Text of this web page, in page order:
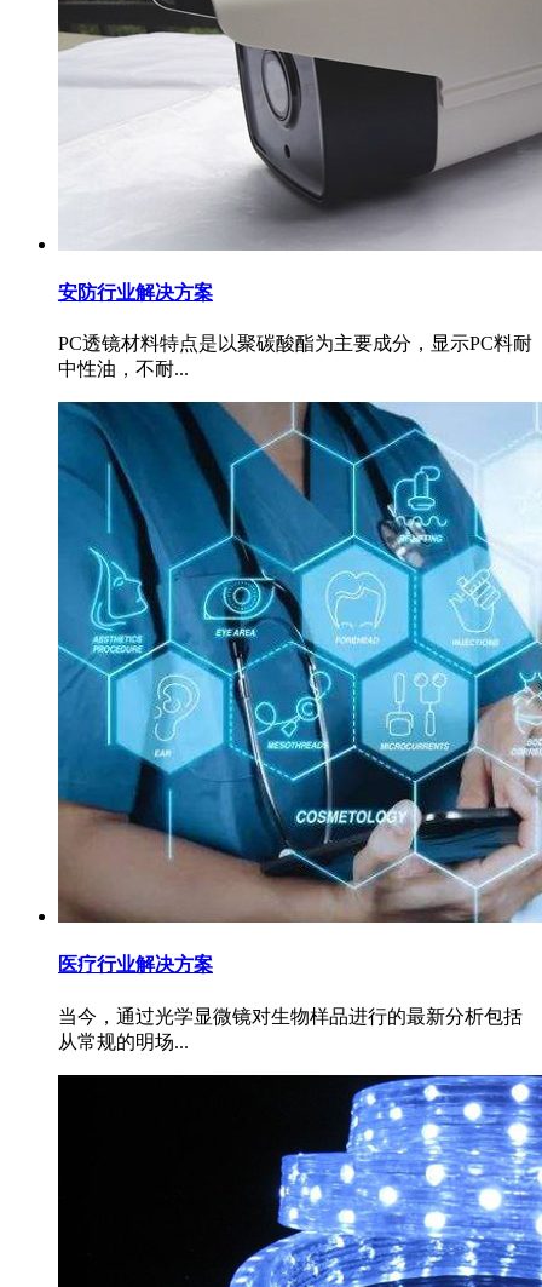
安防行业解决方案
PC透镜材料特点是以聚碳酸酯为主要成分，显示PC料耐
中性油，不耐...
医疗行业解决方案
当今，通过光学显微镜对生物样品进行的最新分析包括
从常规的明场...